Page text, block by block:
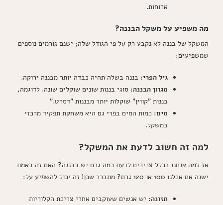
ארוחות.
מה משפיע על משקל הבננה?
המשקל של בננה לא נקבע רק על פי הגודל שלה; ישנם גורמים נוספים
שמשפיעים:
גיל הפרי: בננה בשלה תהיה כבדה יותר מבננה ירוקה.
מגוון הבננה: סוגי בננות שונים שוקלים שונה. לדוגמה,
בננות "קווין" שוקלות יותר מבננות "דסרט."
מים: כמות המים בפרי גם היא משחקת תפקיד מרכזי
במשקל.
למה זה חשוב לדעת את המשקל?
אז למה אנחנו בכלל צריכים לדעת כמה גרם יש בבננה? האם זה באמת
ישנה אם אכלנו 100 או 120 גרם? מתברר שכן! זה יכול להשפיע על:
תזונה: יש אנשים שעוקבים אחרי צריכת הקלוריות